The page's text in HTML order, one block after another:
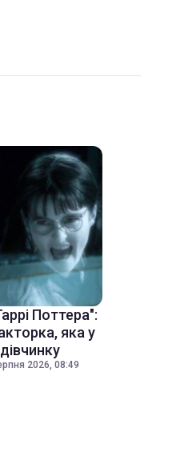
Поттера":
яка у
2026, 08:49